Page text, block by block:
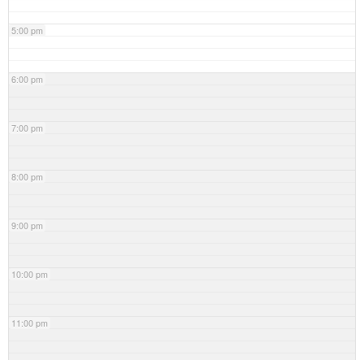
5:00 pm
6:00 pm
7:00 pm
8:00 pm
9:00 pm
10:00 pm
11:00 pm